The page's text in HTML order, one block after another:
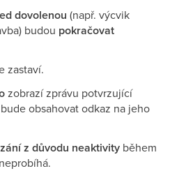
dovolenou (např. výcvik
budou pokračovat
zastaví.
zobrazí zprávu potvrzující
obsahovat odkaz na jeho
z důvodu neaktivity během